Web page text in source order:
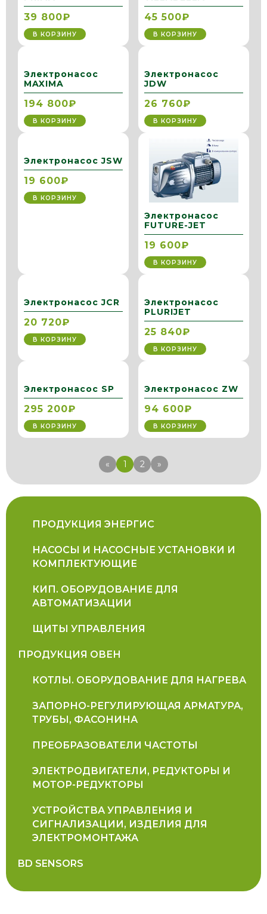
ПРОДУКЦИЯ ЭНЕРГИС
НАСОСЫ И НАСОСНЫЕ УСТАНОВКИ И
КОМПЛЕКТУЮЩИЕ
КИП. ОБОРУДОВАНИЕ ДЛЯ
АВТОМАТИЗАЦИИ
ЩИТЫ УПРАВЛЕНИЯ
ПРОДУКЦИЯ ОВЕН
КОТЛЫ. ОБОРУДОВАНИЕ ДЛЯ НАГРЕВА
ЗАПОРНО-РЕГУЛИРУЮЩАЯ АРМАТУРА,
ТРУБЫ, ФАСОНИНА
ПРЕОБРАЗОВАТЕЛИ ЧАСТОТЫ
ЭЛЕКТРОДВИГАТЕЛИ, РЕДУКТОРЫ И
МОТОР-РЕДУКТОРЫ
УСТРОЙСТВА УПРАВЛЕНИЯ И
СИГНАЛИЗАЦИИ, ИЗДЕЛИЯ ДЛЯ
ЭЛЕКТРОМОНТАЖА
BD SENSORS
39 800₽
В КОРЗИНУ
45 500₽
В КОРЗИНУ
Электронасос
MAXIMA
194 800₽
В КОРЗИНУ
Электронасос
JDW
26 760₽
В КОРЗИНУ
Электронасос JSW
19 600₽
В КОРЗИНУ
Электронасос
FUTURE-JET
19 600₽
В КОРЗИНУ
Электронасос JCR
20 720₽
В КОРЗИНУ
Электронасос
PLURIJET
25 840₽
В КОРЗИНУ
Электронасос SP
295 200₽
В КОРЗИНУ
Электронасос ZW
94 600₽
В КОРЗИНУ
« 1 2 »